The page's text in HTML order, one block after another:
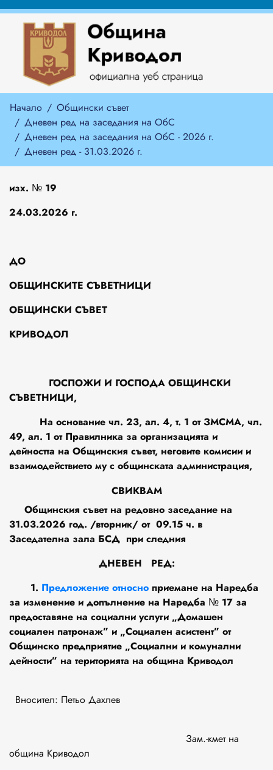
Начало
Общински съвет
Дневен ред на заседания на ОбС
Дневен ред на заседания на ОбС - 2026 г.
Дневен ред - 31.03.2026 г.
изх. № 19
24.03.2026 г.
ДО
ОБЩИНСКИТЕ СЪВЕТНИЦИ
ОБЩИНСКИ СЪВЕТ
КРИВОДОЛ
ГОСПОЖИ И ГОСПОДА ОБЩИНСКИ
СЪВЕТНИЦИ,
На основание чл. 23, ал. 4, т. 1 от ЗМСМА, чл.
49, ал. 1 от Правилника за организацията и
дейността на Общинския съвет, неговите комисии и
взаимодействието му с общинската администрация,
СВИКВАМ
Общинския съвет на редовно заседание на
31.03.2026 год. /вторник/ от 09.15 ч. в
Заседателна зала БСД при следния
ДНЕВЕН РЕД:
1. Предложение относно приемане на Наредба
за изменение и допълнение на Наредба № 17 за
предоставяне на социални услуги „Домашен
социален патронаж” и „Социален асистент” от
Общинско предприятие „Социални и комунални
дейности” на територията на община Криводол
Вносител: Петьо Дахлев
Зам.-кмет на
община Криводол